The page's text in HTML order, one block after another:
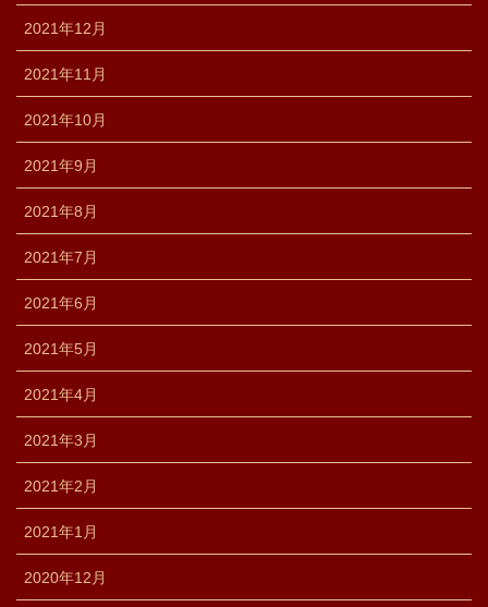
2021年12月
2021年11月
2021年10月
2021年9月
2021年8月
2021年7月
2021年6月
2021年5月
2021年4月
2021年3月
2021年2月
2021年1月
2020年12月